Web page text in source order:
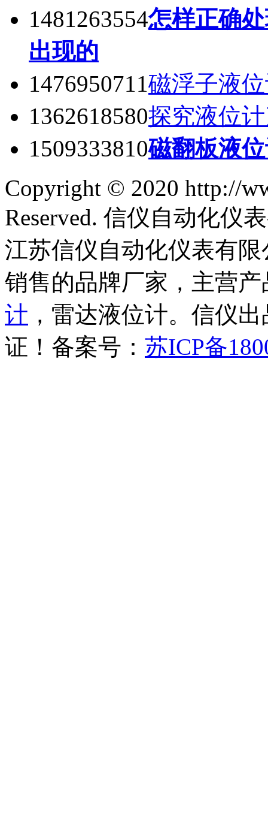
1481263554怎样正确
出现的
1476950711磁浮子液
1362618580探究液位
1509333810磁翻板液
Copyright © 2020 http://
Reserved. 信仪自动化仪
江苏信仪自动化仪表有
销售的品牌厂家，主营产
计 ，雷达液位计。信仪
证！备案号： 苏ICP备